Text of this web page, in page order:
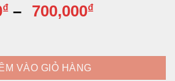
₫ – 700,000₫Khoảng
560,000₫
Gốm Tử Sa số lượng
VÀO GIỎ HÀNG